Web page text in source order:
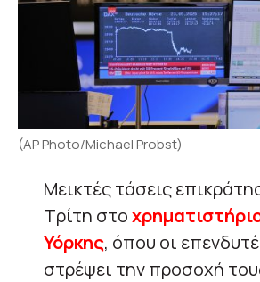
(AP Photo/Michael Probst)
Μεικτές τάσεις
Τρίτη στο
Υόρκης, όπου οι
στρέψει την προσοχή